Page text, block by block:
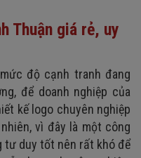
Thuận giá rẻ, uy
độ cạnh tranh đang
để doanh nghiệp của
kế logo chuyên nghiệp
vì đây là một công
tư duy tốt nên rất khó để